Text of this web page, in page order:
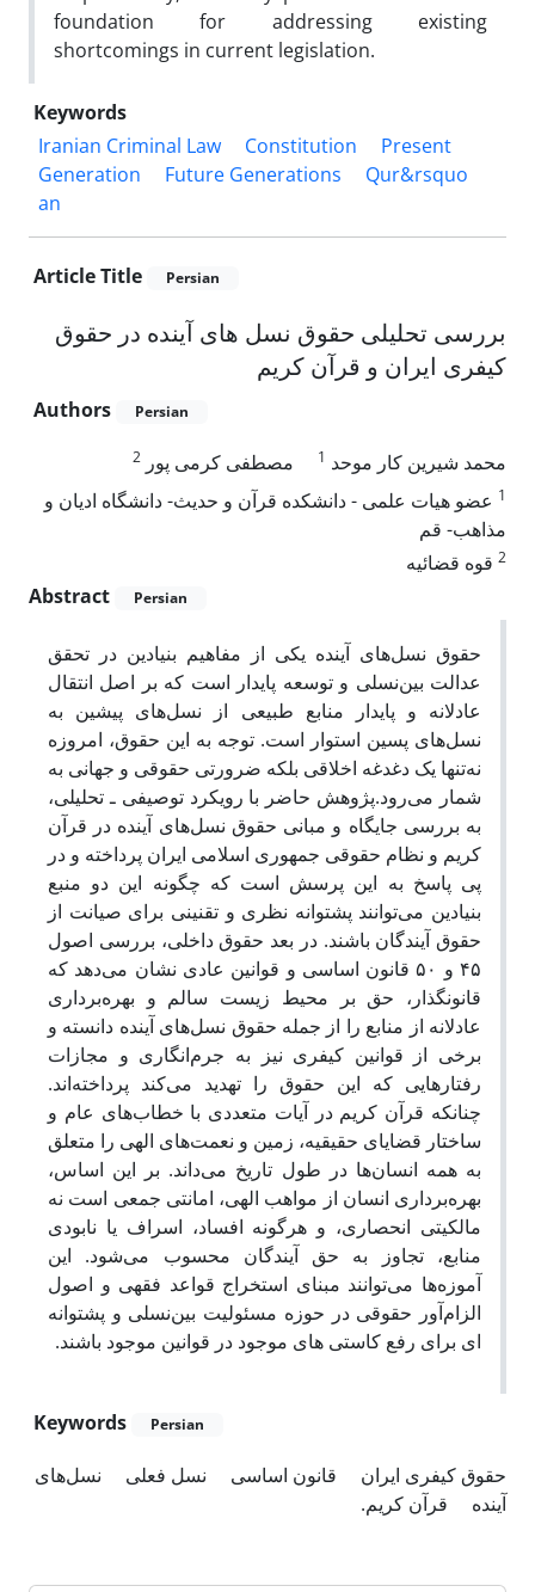
foundation for addressing existing
shortcomings in current legislation.
Keywords
Iranian Criminal Law
Constitution
Present
Generation
Future Generations
Qur&‌rsquo
an
Article Title Persian
بررسی تحلیلی حقوق نسل های آینده در حقوق
کیفری ایران و قرآن کریم
Authors Persian
محمد شیرین کار موحد 1 مصطفی کرمی پور 2
1 عضو هیات علمی - دانشکده قرآن و حدیث- دانشگاه ادیان و
مذاهب- قم
2 قوه قضائیه
Abstract
Persian
حقوق نسل‌های آینده یکی از مفاهیم بنیادین در تحقق
عدالت بین‌نسلی و توسعه پایدار است که بر اصل انتقال
عادلانه و پایدار منابع طبیعی از نسل‌های پیشین به
نسل‌های پسین استوار است. توجه به این حقوق، امروزه
نه‌تنها یک دغدغه اخلاقی بلکه ضرورتی حقوقی و جهانی به
شمار می‌رود.پژوهش حاضر با رویکرد توصیفی ـ تحلیلی،
به بررسی جایگاه و مبانی حقوق نسل‌های آینده در قرآن
کریم و نظام حقوقی جمهوری اسلامی ایران پرداخته و در
پی پاسخ به این پرسش است که چگونه این دو منبع
بنیادین می‌توانند پشتوانه نظری و تقنینی برای صیانت از
حقوق آیندگان باشند. در بعد حقوق داخلی، بررسی اصول
۴۵ و ۵۰ قانون اساسی و قوانین عادی نشان می‌دهد که
قانونگذار، حق بر محیط زیست سالم و بهره‌برداری
عادلانه از منابع را از جمله حقوق نسل‌های آینده دانسته و
برخی از قوانین کیفری نیز به جرم‌انگاری و مجازات
رفتارهایی که این حقوق را تهدید می‌کند پرداخته‌اند.
چنانکه قرآن کریم در آیات متعددی با خطاب‌های عام و
ساختار قضایای حقیقیه، زمین و نعمت‌های الهی را متعلق
به همه انسان‌ها در طول تاریخ می‌داند. بر این اساس،
بهره‌برداری انسان از مواهب الهی، امانتی جمعی است نه
مالکیتی انحصاری، و هرگونه افساد، اسراف یا نابودی
منابع، تجاوز به حق آیندگان محسوب می‌شود. این
آموزه‌ها می‌توانند مبنای استخراج قواعد فقهی و اصول
الزام‌آور حقوقی در حوزه مسئولیت بین‌نسلی و پشتوانه
ای برای رفع کاستی های موجود در قوانین موجود باشند.
Keywords Persian
حقوق کیفری ایران قانون اساسی نسل فعلی
نسل‌های
آینده
قرآن کریم.